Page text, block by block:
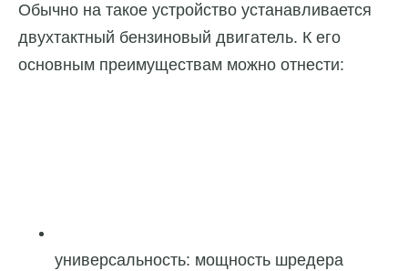
Обычно на такое устройство устанавливается
двухтактный бензиновый двигатель. К его
основным преимуществам можно отнести:
универсальность: мощность шредера